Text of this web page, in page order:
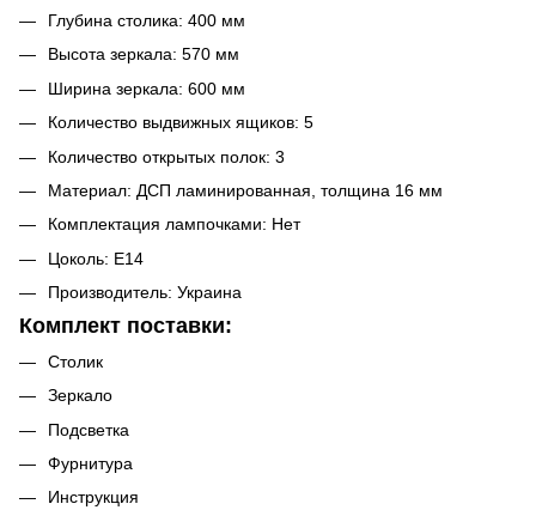
Глубина столика: 400 мм
Высота зеркала: 570 мм
Ширина зеркала: 600 мм
Количество выдвижных ящиков: 5
Количество открытых полок: 3
Материал: ДСП ламинированная, толщина 16 мм
Комплектация лампочками: Нет
Цоколь: E14
Производитель: Украина
Комплект поставки:
Столик
Зеркало
Подсветка
Фурнитура
Инструкция